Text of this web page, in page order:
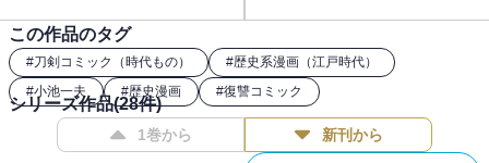
この作品のタグ
#刀剣コミック（時代もの） #歴史系漫画（江戸時代）
#小池一夫 #歴史漫画 #復讐コミック
シリーズ作品(28件)
1巻から 新刊から